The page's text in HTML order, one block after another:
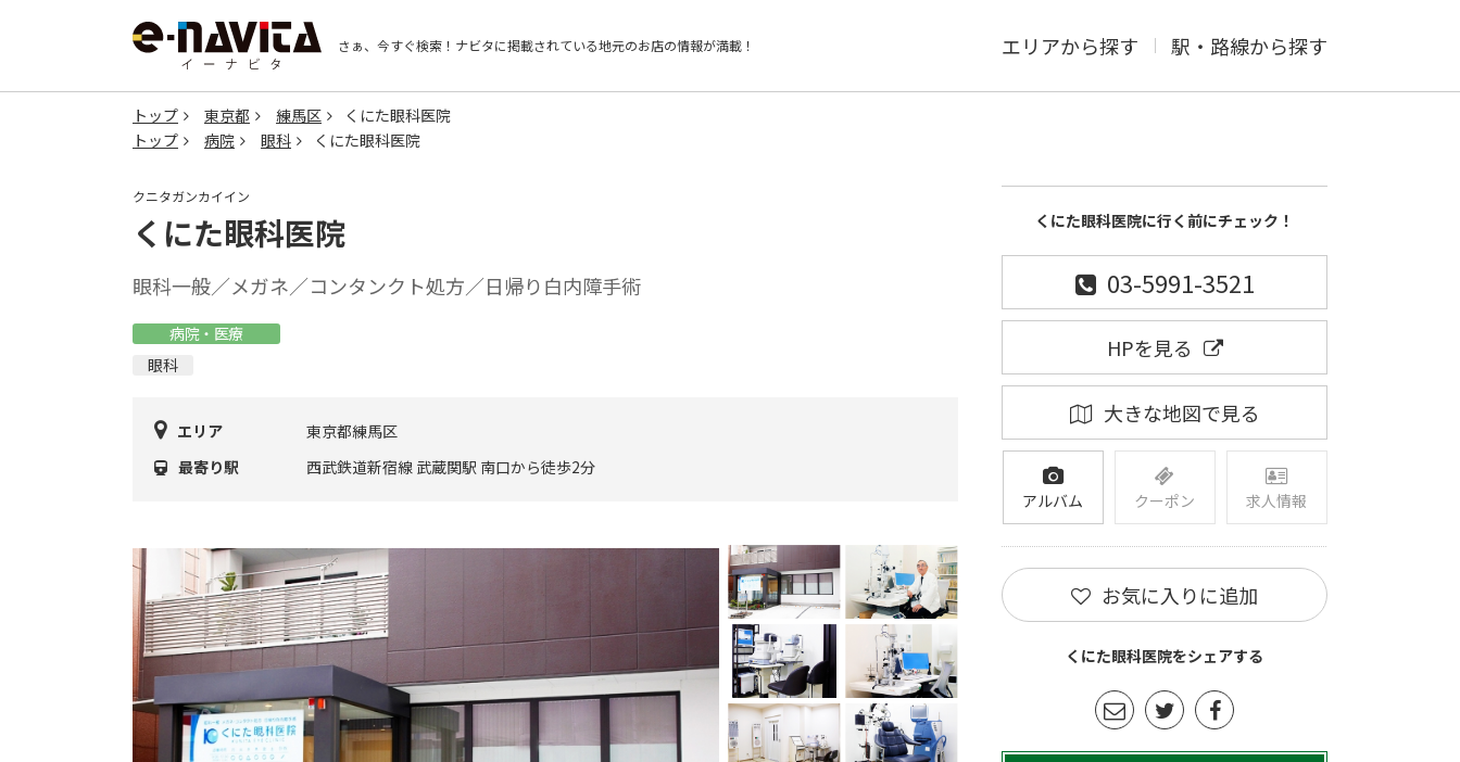
さぁ、今すぐ検索！ ナビタに掲載されている地元のお店の情報が満載！ エリアから探す 駅・路線から探す
トップ 東京都 練馬区
くにた眼科医院
トップ
病院 眼科 くにた眼科医院
クニタガンカイイン
くにた眼科医院
眼科一般／メガネ／コンタンクト処方／日帰り白内障手術
病院・医療
眼科
エリア
東京都練馬区
最寄り駅
西武鉄道新宿線 武蔵関駅 南口から徒歩2分
くにた眼科医院に行く前にチェック！
03-5991-3521
HPを見る
大きな地図で見る
アルバム クーポン 求人情報
お気に入りに追加
くにた眼科医院をシェアする